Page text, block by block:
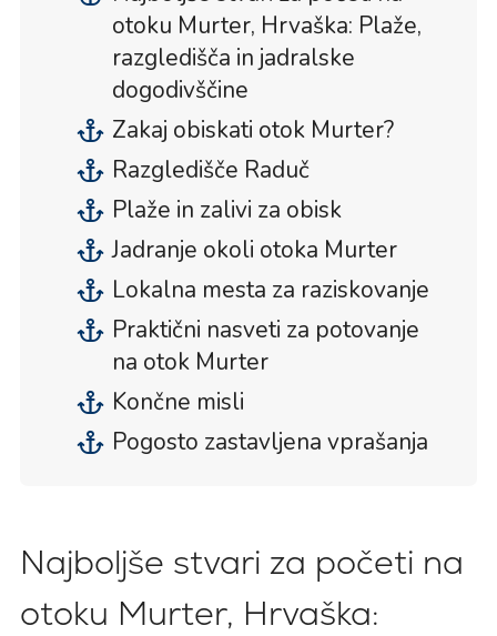
otoku Murter, Hrvaška: Plaže,
razgledišča in jadralske
dogodivščine
Zakaj obiskati otok Murter?
Razgledišče Raduč
Plaže in zalivi za obisk
Jadranje okoli otoka Murter
Lokalna mesta za raziskovanje
Praktični nasveti za potovanje
na otok Murter
Končne misli
Pogosto zastavljena vprašanja
Najboljše stvari za početi na
otoku Murter, Hrvaška: